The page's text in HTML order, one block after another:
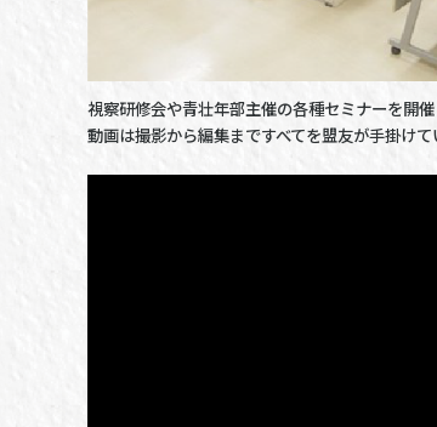
視察研修会や青壮年部主催の各種セミナーを開
動画は撮影から編集まですべてを盟友が手掛けて